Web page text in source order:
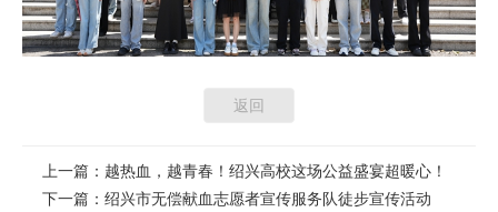
返回
上一篇：越热血，越青春！绍兴高校这场公益盛宴超暖心！
下一篇：绍兴市无偿献血志愿者宣传服务队徒步宣传活动